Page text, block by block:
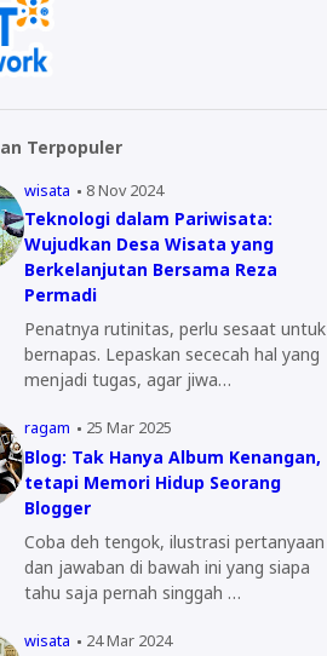
Terpopuler
wisata 8 Nov 2024
Teknologi dalam Pariwisata:
Wujudkan Desa Wisata yang
Berkelanjutan Bersama Reza
Permadi
Penatnya rutinitas, perlu sesaat untuk
bernapas. Lepaskan sececah hal yang
menjadi tugas, agar jiwa…
ragam 25 Mar 2025
Blog: Tak Hanya Album Kenangan,
tetapi Memori Hidup Seorang
Blogger
Coba deh tengok, ilustrasi pertanyaan
dan jawaban di bawah ini yang siapa
tahu saja pernah singgah …
wisata 24 Mar 2024